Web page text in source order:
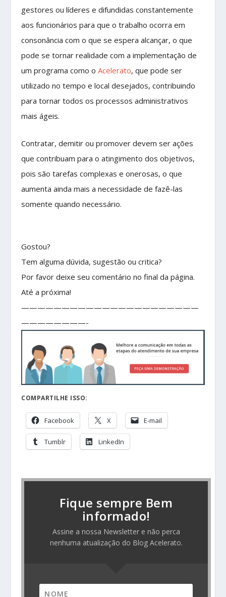
gestores ou líderes e difundidas constantemente
aos funcionários para que o trabalho ocorra em
consonância com o que se espera alcançar, o que
pode se tornar realidade com a implementação de
um programa como oAcelerato, que pode ser
utilizado no tempo e local desejados, contribuindo
para tornar todos os processos administrativos
mais ágeis.
Contratar, demitir ou promover devem ser ações
que contribuam para o atingimento dos objetivos,
pois são tarefas complexas e onerosas, o que
aumenta ainda mais a necessidade de fazê-las
somente quando necessário.
Gostou?
Tem alguma dúvida, sugestão ou critica?
Por favor deixe seu comentário no final da página.
Até a próxima!
——————————————————————
————————-
COMPARTILHE ISSO:
Facebook X E-mail
Tumblr LinkedIn
Fique sempre Bem
informado!
Assine a nossa Newsletter e não perca
nenhuma atualização do Blog Acelerato.